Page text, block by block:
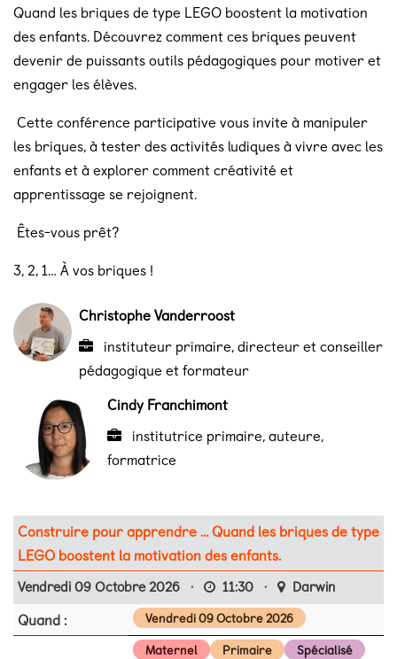
Quand les briques de type LEGO boostent la motivation
des enfants. Découvrez comment ces briques peuvent
devenir de puissants outils pédagogiques pour motiver et
engager les élèves.
Cette conférence participative vous invite à manipuler
les briques, à tester des activités ludiques à vivre avec les
enfants et à explorer comment créativité et
apprentissage se rejoignent.
Êtes-vous prêt?
3, 2, 1… À vos briques !
Christophe Vanderroost
instituteur primaire, directeur et conseiller
pédagogique et formateur
Cindy Franchimont
institutrice primaire, auteure,
formatrice
Construire pour apprendre ... Quand les briques de type
LEGO boostent la motivation des enfants.
Vendredi 09 Octobre 2026 · 11:30 · Darwin
Quand : Vendredi 09 Octobre 2026
Maternel Primaire
Spécialisé